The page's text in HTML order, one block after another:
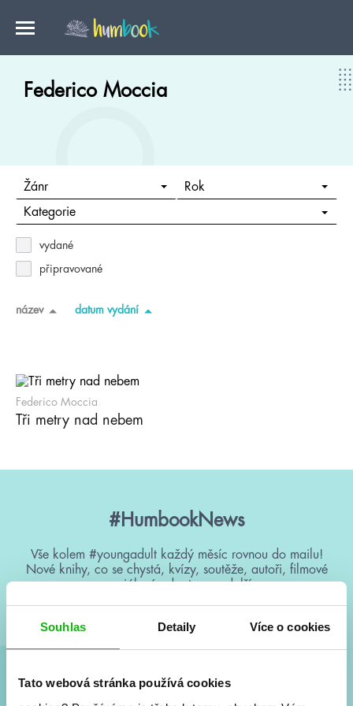
Souhlas Detaily Více o cookies
Tato webová stránka používá cookies
Federico Moccia
Žánr Rok
Kategorie
vydané
připravované
název datum vydání
Federico Moccia
Tři metry nad nebem
#HumbookNews
Vše kolem #youngadult každý měsíc rovnou do mailu!
Nové knihy, co se chystá, kvízy, soutěže, autoři, filmové
a seriálové adaptace a další.